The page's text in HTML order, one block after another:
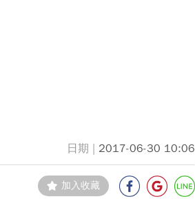
2017-06-30 10:06
加入收藏